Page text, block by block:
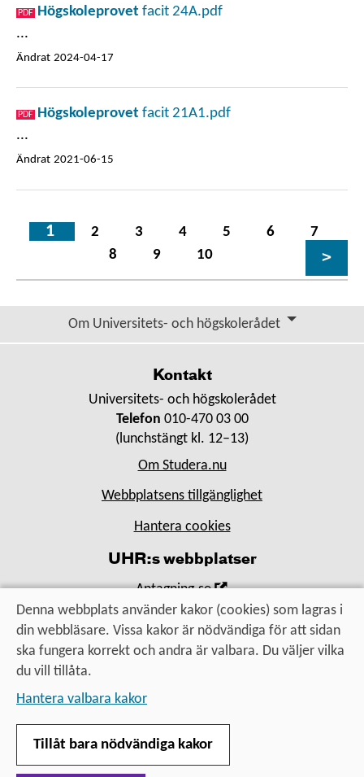
Högskoleprovet facit 24A.pdf
...
Ändrat 2024-04-17
Högskoleprovet facit 21A1.pdf
...
Ändrat 2021-06-15
1 2 3 4 5 6
7
8
9 10 >
Om Universitets- och högskolerådet
Kontakt
Universitets- och högskolerådet
Telefon 010-470 03 00
(lunchstängt kl. 12–13)
Om Studera.nu
Webbplatsens tillgänglighet
Hantera cookies
UHR:s webbplatser
Antagning.se
,
Öppna
i
nytt
Universityadmissions.se
,
Öppna
i
Uhr.se
,
fönster
Utbildning, utbyte, utveckling
Denna webbplats använder kakor (cookies) som lagras i
din webbläsare. Vissa kakor är nödvändiga för att sidan
ska fungera korrekt och andra är valbara. Du väljer vilka
du vill tillåta.
Hantera valbara kakor
Tillåt bara nödvändiga kakor